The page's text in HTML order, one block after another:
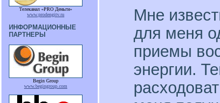
Телеканал «PRO Деньги»
www.prodengitv.ru
ИНФОРМАЦИОННЫЕ
ПАРТНЕРЫ
Begin Group
www.begingroup.com
Мне
для меня
приемы
энергии.